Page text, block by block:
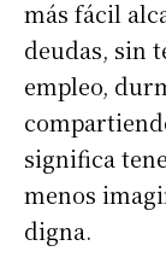
más fácil
deudas, sin
empleo,
significa
menos
digna.